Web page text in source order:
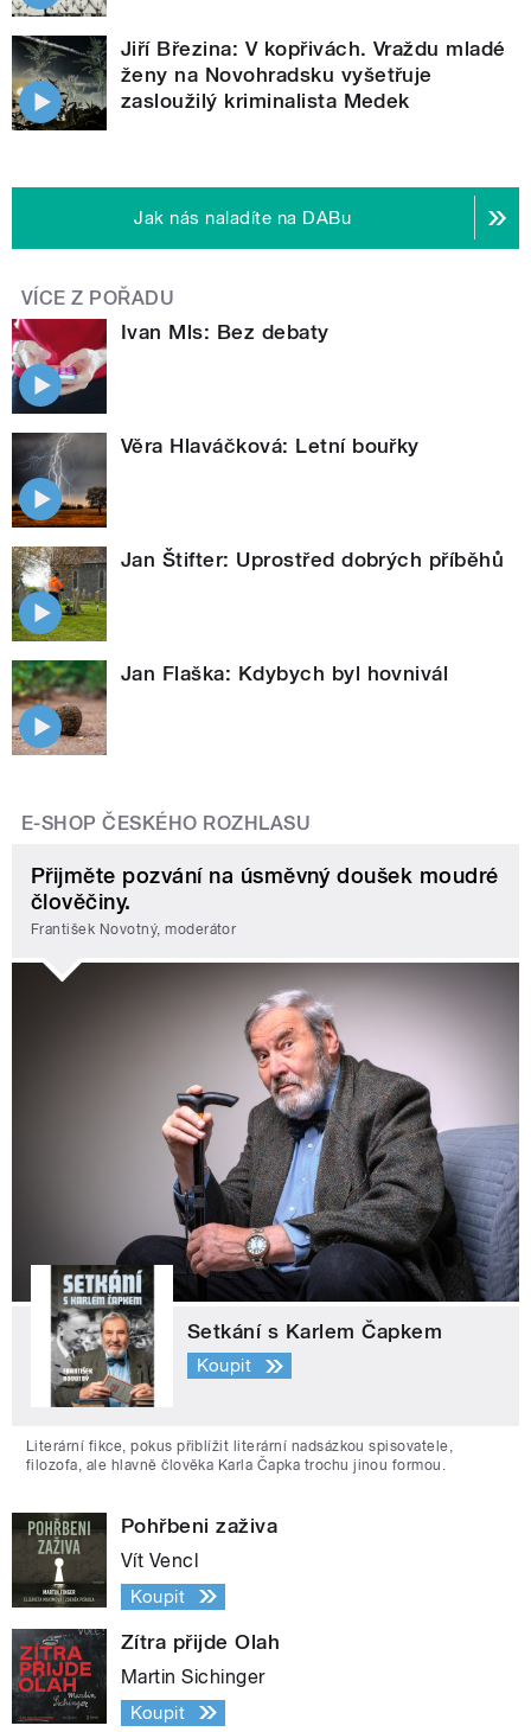
Jiří Březina: V kopřivách. Vraždu mladé
ženy na Novohradsku vyšetřuje
zasloužilý kriminalista Medek
Jak nás naladíte na DABu
VÍCE Z POŘADU
Ivan Mls: Bez debaty
Věra Hlaváčková: Letní bouřky
Jan Štifter: Uprostřed dobrých příběhů
Jan Flaška: Kdybych byl hovnivál
E-SHOP ČESKÉHO ROZHLASU
Přijměte pozvání na úsměvný doušek moudré
člověčiny.
František Novotný, moderátor
Setkání s Karlem Čapkem
Koupit
Literární fikce, pokus přiblížit literární nadsázkou spisovatele,
filozofa, ale hlavně člověka Karla Čapka trochu jinou formou.
Pohřbeni zaživa
Vít Vencl
Koupit
Zítra přijde Olah
Martin Sichinger
Koupit